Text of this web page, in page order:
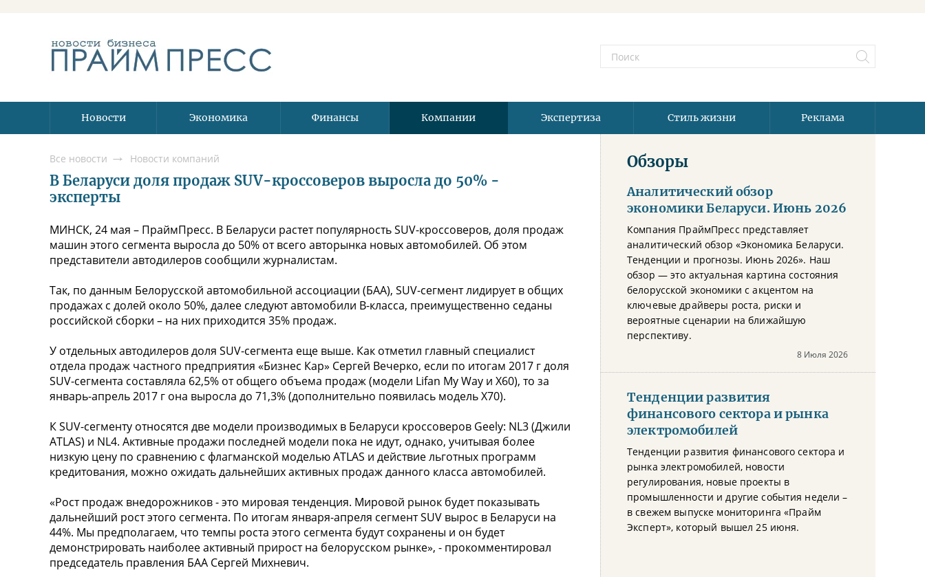
Новости Экономика Финансы Компании Экспертиза Стиль жизни Реклама
Все новости Новости компаний
В Беларуси доля продаж SUV-кроссоверов выросла до 50% -
эксперты
МИНСК, 24 мая – ПраймПресс. В Беларуси растет популярность SUV-кроссоверов, доля продаж
машин этого сегмента выросла до 50% от всего авторынка новых автомобилей. Об этом
представители автодилеров сообщили журналистам.
Так, по данным Белорусской автомобильной ассоциации (БАА), SUV-сегмент лидирует в общих
продажах с долей около 50%, далее следуют автомобили B-класса, преимущественно седаны
российской сборки – на них приходится 35% продаж.
У отдельных автодилеров доля SUV-сегмента еще выше. Как отметил главный специалист
отдела продаж частного предприятия «Бизнес Кар» Сергей Вечерко, если по итогам 2017 г доля
SUV-сегмента составляла 62,5% от общего объема продаж (модели Lifan My Way и X60), то за
январь-апрель 2017 г она выросла до 71,3% (дополнительно появилась модель X70).
К SUV-сегменту относятся две модели производимых в Беларуси кроссоверов Geely: NL3 (Джили
ATLAS) и NL4. Активные продажи последней модели пока не идут, однако, учитывая более
низкую цену по сравнению с флагманской моделью ATLAS и действие льготных программ
кредитования, можно ожидать дальнейших активных продаж данного класса автомобилей.
«Рост продаж внедорожников - это мировая тенденция. Мировой рынок будет показывать
дальнейший рост этого сегмента. По итогам января-апреля сегмент SUV вырос в Беларуси на
44%. Мы предполагаем, что темпы роста этого сегмента будут сохранены и он будет
демонстрировать наиболее активный прирост на белорусском рынке», - прокомментировал
председатель правления БАА Сергей Михневич.
Обзоры
Аналитический обзор
экономики Беларуси. Июнь 2026
Компания ПраймПресс представляет
аналитический обзор «Экономика Беларуси.
Тенденции и прогнозы. Июнь 2026». Наш
обзор — это актуальная картина состояния
белорусской экономики с акцентом на
ключевые драйверы роста, риски и
вероятные сценарии на ближайшую
перспективу.
8 Июля 2026
Тенденции развития
финансового сектора и рынка
электромобилей
Тенденции развития финансового сектора и
рынка электромобилей, новости
регулирования, новые проекты в
промышленности и другие события недели –
в свежем выпуске мониторинга «Прайм
Эксперт», который вышел 25 июня.